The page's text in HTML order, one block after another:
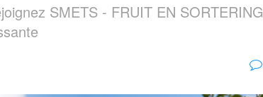
SMETS - FRUIT EN SORTERING